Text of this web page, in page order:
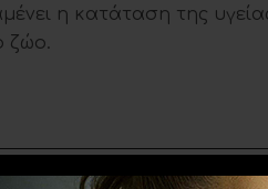
η κατάταση της
ζώο.